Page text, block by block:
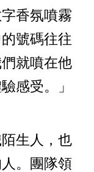
香氛噴霧
號碼往往
就噴在他
感受。」
生人，也
。團隊領